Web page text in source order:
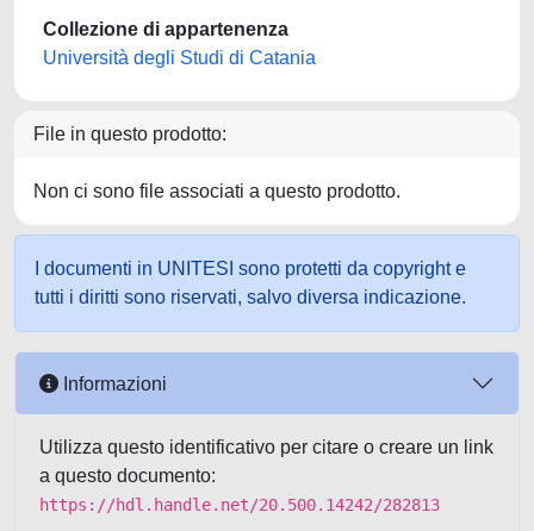
Collezione di appartenenza
Università degli Studi di Catania
File in questo prodotto:
Non ci sono file associati a questo prodotto.
I documenti in UNITESI sono protetti da copyright e
tutti i diritti sono riservati, salvo diversa indicazione.
Informazioni
Utilizza questo identificativo per citare o creare un link
a questo documento:
https://hdl.handle.net/20.500.14242/282813